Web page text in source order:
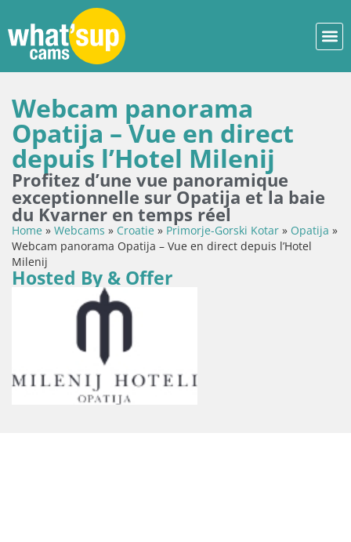
Webcam panorama
Opatija – Vue en direct
depuis l’Hotel Milenij
Profitez d’une vue panoramique
exceptionnelle sur Opatija et la baie
du Kvarner en temps réel
Home » Webcams » Croatie » Primorje-Gorski Kotar » Opatija »
Webcam panorama Opatija – Vue en direct depuis l’Hotel
Milenij
Hosted By & Offer